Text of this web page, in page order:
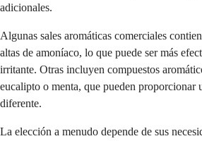
adicionales.
Algunas sales aromáticas comerciales
altas de amoníaco, lo que puede ser más
irritante. Otras incluyen compuestos
eucalipto o menta, que pueden proporcionar
diferente.
La elección a menudo depende de sus